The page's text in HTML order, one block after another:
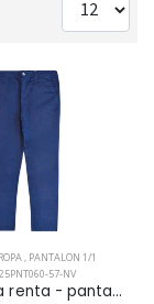
ROPA, PANTALON 1/1
57-NV
oscar de la renta - pantalon 1/1 vestir para hombre